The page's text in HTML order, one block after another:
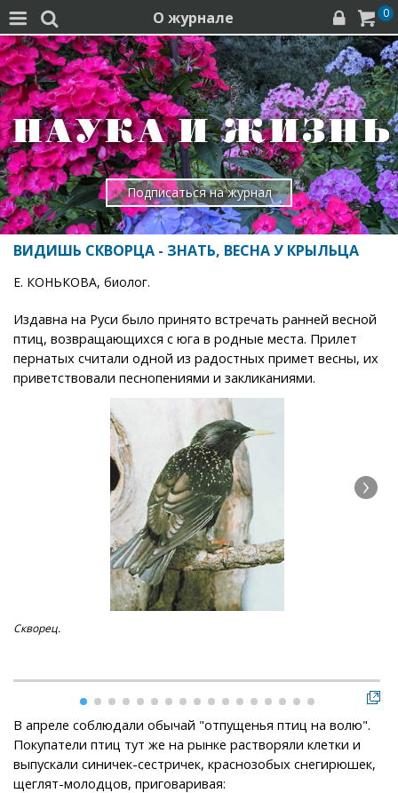
  О журнале   0
Подписаться на журнал
ВИДИШЬ СКВОРЦА - ЗНАТЬ, ВЕСНА У КРЫЛЬЦА
Е. КОНЬКОВА, биолог.
Издавна на Руси было принято встречать ранней весной
птиц, возвращающихся с юга в родные места. Прилет
пернатых считали одной из радостных примет весны, их
приветствовали песнопениями и закликаниями.
Скворец.
В апреле соблюдали обычай "отпущенья птиц на волю".
Покупатели птиц тут же на рынке растворяли клетки и
выпускали синичек-сестричек, краснозобых снегирюшек,
щеглят-молодцов, приговаривая: